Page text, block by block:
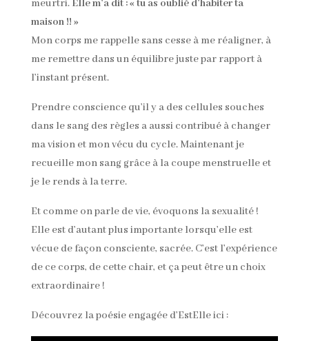
meurtri. Elle m’a dit : « tu as oublié d’habiter ta
maison !! »
Mon corps me rappelle sans cesse à me réaligner, à
me remettre dans un équilibre juste par rapport à
l’instant présent.
Prendre conscience qu’il y a des cellules souches
dans le sang des règles a aussi contribué à changer
ma vision et mon vécu du cycle. Maintenant je
recueille mon sang grâce à la coupe menstruelle et
je le rends à la terre.
Et comme on parle de vie, évoquons la sexualité !
Elle est d’autant plus importante lorsqu’elle est
vécue de façon consciente, sacrée. C’est l’expérience
de ce corps, de cette chair, et ça peut être un choix
extraordinaire !
Découvrez la poésie engagée d’EstElle ici :